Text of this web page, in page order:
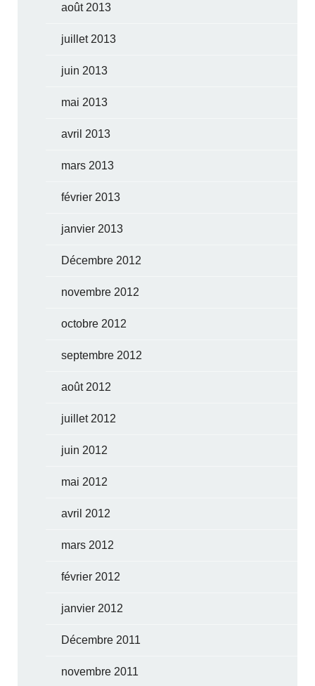
août 2013
juillet 2013
juin 2013
mai 2013
avril 2013
mars 2013
février 2013
janvier 2013
Décembre 2012
novembre 2012
octobre 2012
septembre 2012
août 2012
juillet 2012
juin 2012
mai 2012
avril 2012
mars 2012
février 2012
janvier 2012
Décembre 2011
novembre 2011